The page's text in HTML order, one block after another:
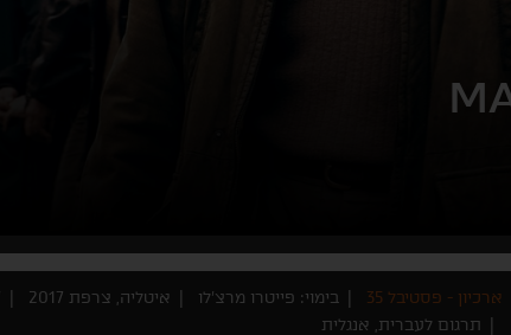
ארכיון - פסטיבל 35 בימוי: פייטרו מרצ'לו איטליה, צרפת 2017
תרגום לעברית, אנגלית